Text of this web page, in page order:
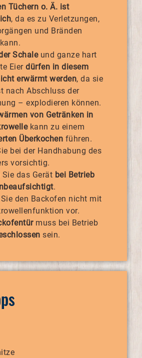
Tüchern o. Ä. ist
, da es zu Verletzungen,
und Bränden
Schaleund ganze hart
Eier dürfen in diesem
erwärmt werden, da sie
nach Abschluss der
– explodieren können.
von Getränken in
kann zu einem
Überkochen führen.
bei der Handhabung des
vorsichtig.
Sie das Gerät bei Betrieb
.
den Backofen nicht mit
vor.
muss bei Betrieb
sein.